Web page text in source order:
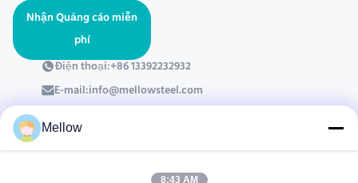
Nhận Quảng cáo miễn
phí
Điện thoại:+86 13392232932
E-mail:info@mellowsteel.com
Guangdong Province, China, 528041
Mellow
8:43 AM